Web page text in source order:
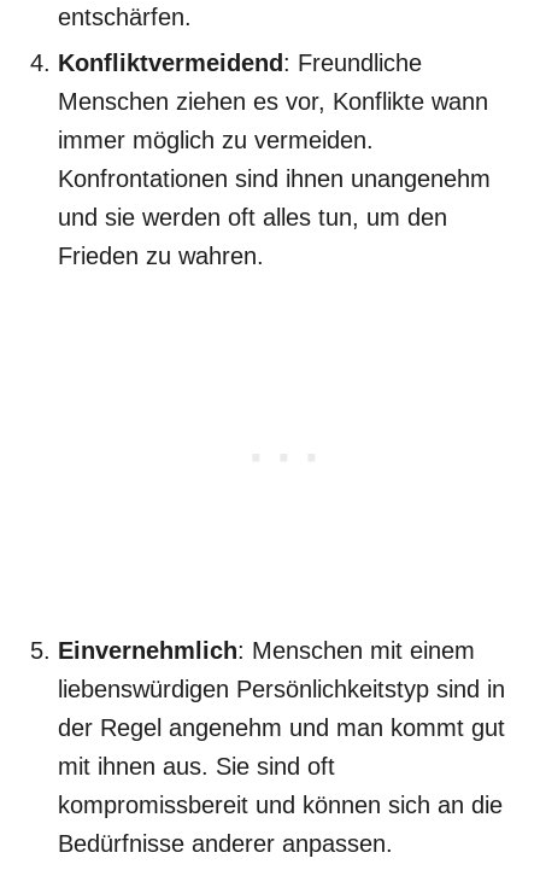
entschärfen.
Konfliktvermeidend : Freundliche
Menschen ziehen es vor, Konflikte wann
immer möglich zu vermeiden.
Konfrontationen sind ihnen unangenehm
und sie werden oft alles tun, um den
Frieden zu wahren.
Einvernehmlich: Menschen mit einem
liebenswürdigen Persönlichkeitstyp sind in
der Regel angenehm und man kommt gut
mit ihnen aus. Sie sind oft
kompromissbereit und können sich an die
Bedürfnisse anderer anpassen.